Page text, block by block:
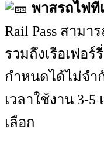
พาสรถไฟที่
Rail Pass สาม
รวมถึงเรือเฟอ
กำหนดได้ไม่จำ
เวลาใช้งาน 3-
เลือก